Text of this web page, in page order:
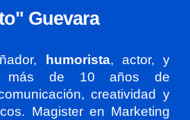
Guevara
humorista, actor, y
más de 10 años de
creatividad y
Magister en Marketing